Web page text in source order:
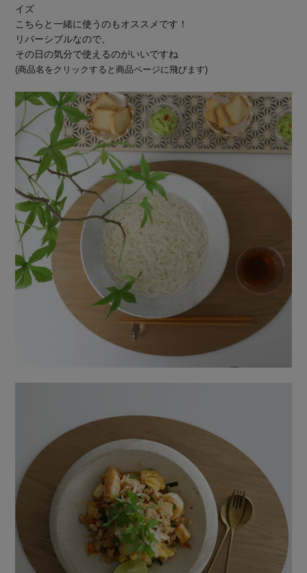
イズ
こちらと一緒に使うのもオススメです！
リバーシブルなので、
その日の気分で使えるのがいいですね
(商品名をクリックすると商品ページに飛びます)